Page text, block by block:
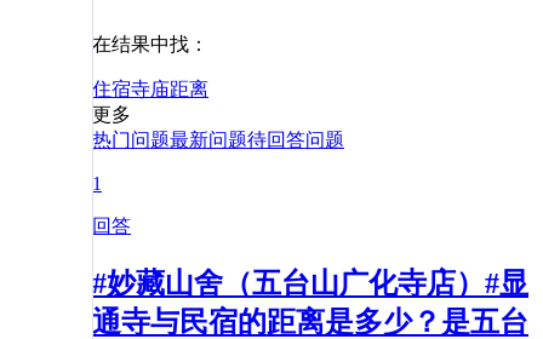
在结果中找：
住宿寺庙距离
更多
热门问题最新问题待回答问题
1
回答
#妙藏山舍（五台山广化寺店）#显
通寺与民宿的距离是多少？是五台